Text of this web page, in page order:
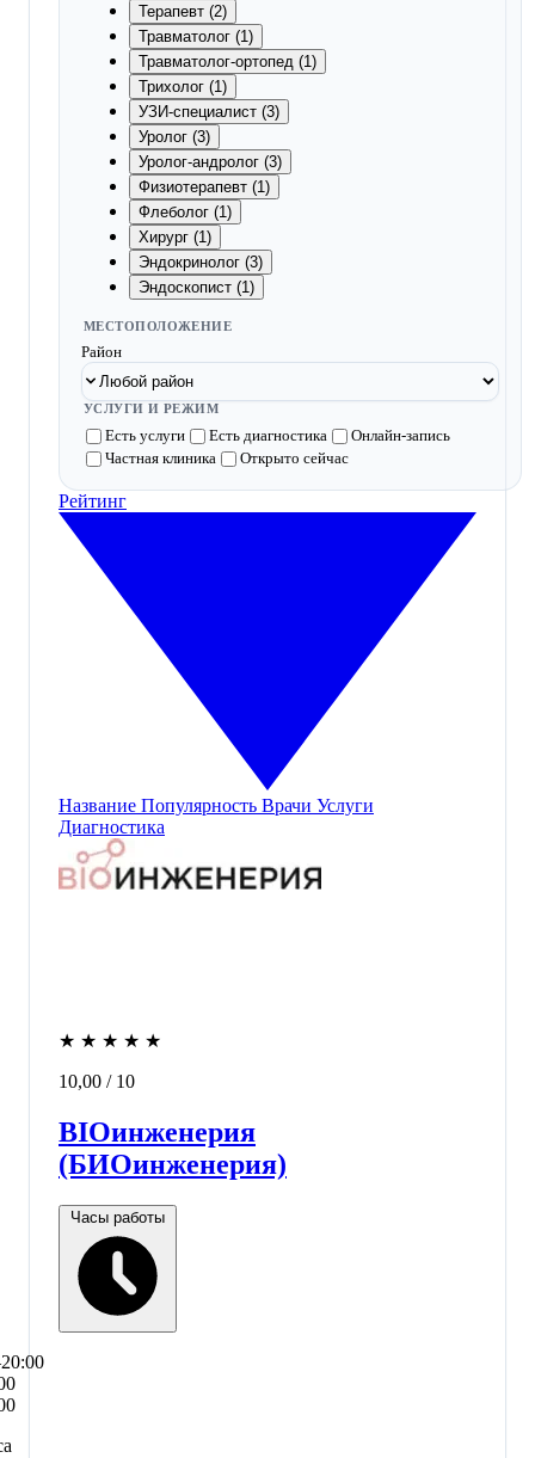
Терапевт (2)
Травматолог (1)
Травматолог-ортопед (1)
Трихолог (1)
УЗИ-специалист (3)
Уролог (3)
Уролог-андролог (3)
Физиотерапевт (1)
Флеболог (1)
Хирург (1)
Эндокринолог (3)
Эндоскопист (1)
МЕСТОПОЛОЖЕНИЕ
Район
УСЛУГИ И РЕЖИМ
Есть услуги Есть диагностика
Онлайн-запись
Частная клиника
Открыто сейчас
Рейтинг
Название Популярность Врачи Услуги
Диагностика
★ ★ ★ ★ ★
10,00 / 10
BIOинженерия
(БИОинженерия)
Часы работы